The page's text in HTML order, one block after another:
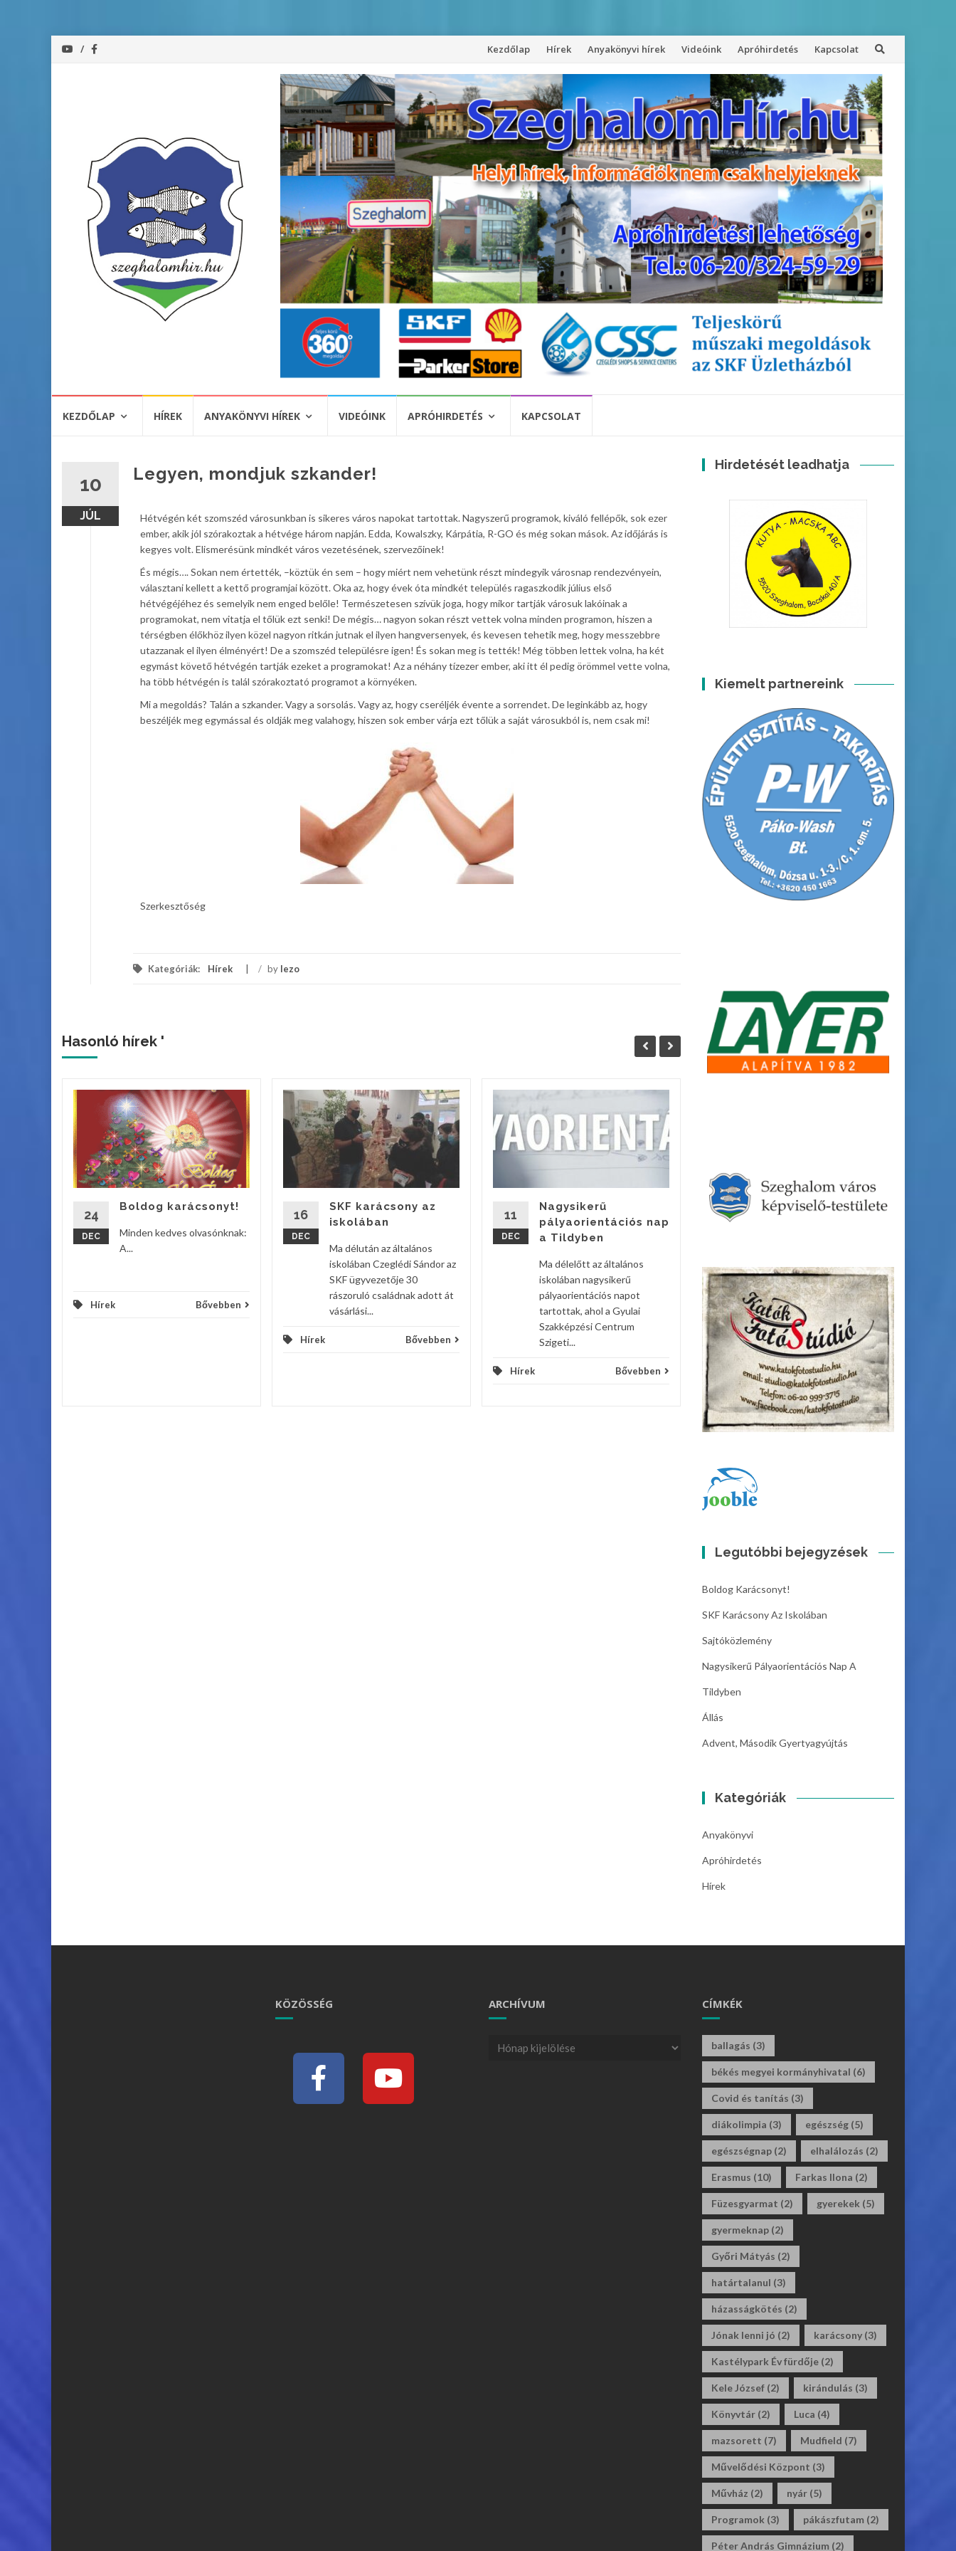
Kezdőlap Hírek Anyakönyvi hírek Videóink Apróhirdetés Kapcsolat
KEZDŐLAP HÍREK ANYAKÖNYVI HÍREK VIDEÓINK APRÓHIRDETÉS KAPCSOLAT
10
JÚL
Legyen, mondjuk szkander!
Hétvégén két szomszéd városunkban is sikeres város napokat tartottak. Nagyszerű programok, kiváló fellépők, sok ezer
ember, akik jól szórakoztak a hétvége három napján. Edda, Kowalszky, Kárpátia, R-GO és még sokan mások. Az időjárás is
kegyes volt. Elismerésünk mindkét város vezetésének, szervezőinek!
És mégis…. Sokan nem értették, –köztük én sem – hogy miért nem vehetünk részt mindegyik városnap rendezvényein,
választani kellett a kettő programjai között. Oka az, hogy évek óta mindkét település ragaszkodik július első
hétvégéjéhez és semelyik nem enged belőle! Természetesen szívük joga, hogy mikor tartják városuk lakóinak a
programokat, nem vitatja el tőlük ezt senki! De mégis… nagyon sokan részt vettek volna minden programon, hiszen a
térségben élőkhöz ilyen közel nagyon ritkán jutnak el ilyen hangversenyek, és kevesen tehetik meg, hogy messzebbre
utazzanak el ilyen élményért! De a szomszéd településre igen! És sokan meg is tették! Még többen lettek volna, ha két
egymást követő hétvégén tartják ezeket a programokat! Az a néhány tízezer ember, aki itt él pedig örömmel vette volna,
ha több hétvégén is talál szórakoztató programot a környéken.
Mi a megoldás? Talán a szkander. Vagy a sorsolás. Vagy az, hogy cseréljék évente a sorrendet. De leginkább az, hogy
beszéljék meg egymással és oldják meg valahogy, hiszen sok ember várja ezt tőlük a saját városukból is, nem csak mi!
Szerkesztőség
Kategóriák: Hírek / by lezo
Hasonló hírek '
24
DEC
Boldog karácsonyt!
Minden kedves olvasónknak:
A...
Hírek Bővebben
16
DEC
SKF karácsony az
iskolában
Ma délután az általános
iskolában Czeglédi Sándor az
SKF ügyvezetője 30
rászoruló családnak adott át
vásárlási...
Hírek Bővebben
11
DEC
Nagysikerű
pályaorientációs nap
a Tildyben
Ma délelőtt az általános
iskolában nagysikerű
pályaorientációs napot
tartottak, ahol a Gyulai
Szakképzési Centrum
Szigeti...
Hírek Bővebben
Központja azonnali kezdéssel
felvételt hirdet
gazdaságvezetői munkakör...
Hirdetését leadhatja
Kiemelt partnereink
Legutóbbi bejegyzések
Boldog Karácsonyt!
SKF Karácsony Az Iskolában
Sajtóközlemény
Nagysikerű Pályaorientációs Nap A
Tildyben
Állás
Advent, Második Gyertyagyújtás
Kategóriák
Anyakönyvi
Apróhirdetés
Hírek
KÖZÖSSÉG ARCHÍVUM CÍMKÉK
ballagás (3)
békés megyei kormányhivatal (6)
Covid és tanítás (3)
diákolimpia (3) egészség (5)
egészségnap (2) elhalálozás (2)
Erasmus (10) Farkas Ilona (2)
Füzesgyarmat (2) gyerekek (5)
gyermeknap (2)
Győri Mátyás (2)
határtalanul (3)
házasságkötés (2)
Jónak lenni jó (2) karácsony (3)
Kastélypark Év fürdője (2)
Kele József (2) kirándulás (3)
Könyvtár (2) Luca (4)
mazsorett (7) Mudfield (7)
Művelődési Központ (3)
Művház (2) nyár (5)
Programok (3) pákászfutam (2)
Péter András Gimnázium (2)